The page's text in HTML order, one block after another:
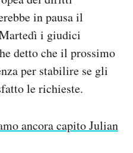
in pausa il
i giudici
detto che il prossimo
per stabilire se gli
le richieste.
ancora capito Julian